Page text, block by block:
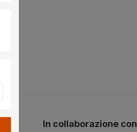
In collaborazione con